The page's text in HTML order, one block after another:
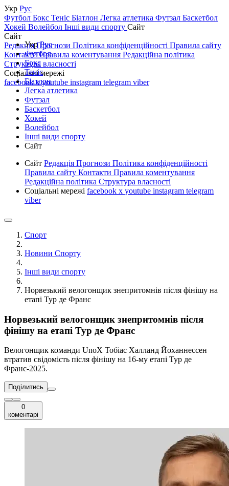
Укр Рус
Футбол Бокс Теніс Біатлон Легка атлетика Футзал Баскетбол
Хокей Волейбол Інші види спорту Сайт
Сайт
РедакціяПрогнози Політика конфіденційності Правила сайту
КонтактиПравила коментування Редакційна політика
Структура власності
Соціальні мережі
facebookxyoutube instagram telegram viber
УкрРус
Футбол
Бокс
Теніс
Біатлон
Легка атлетика
Футзал
Баскетбол
Хокей
Волейбол
Інші види спорту
Сайт
Сайт Редакція Прогнози Політика конфіденційності
Правила сайту Контакти Правила коментування
Редакційна політика Структура власності
Соціальні мережі facebook x youtube instagram telegram
viber
Спорт
Новини Спорту
Інші види спорту
Норвезький велогонщик знепритомнів після фінішу на
етапі Тур де Франс
Норвезький велогонщик знепритомнів після
фінішу на етапі Тур де Франс
Велогонщик команди UnoX Тобіас Халланд Йоханнессен
втратив свідомість після фінішу на 16-му етапі Тур де
Франс-2025.
Поділитись
0
коментарі